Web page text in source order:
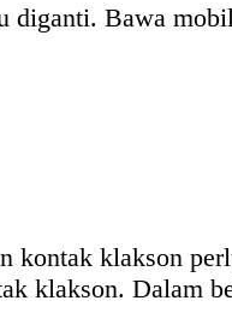
diganti. Bawa
kontak klakson
klakson. Dalam